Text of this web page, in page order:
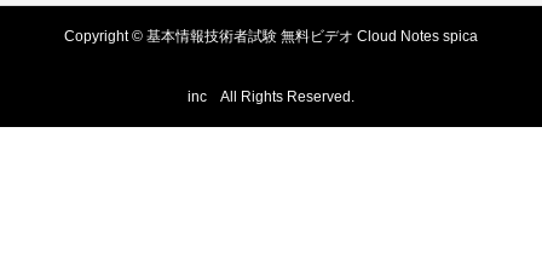
Copyright © 基本情報技術者試験 無料ビデオ Cloud Notes spica
inc All Rights Reserved.